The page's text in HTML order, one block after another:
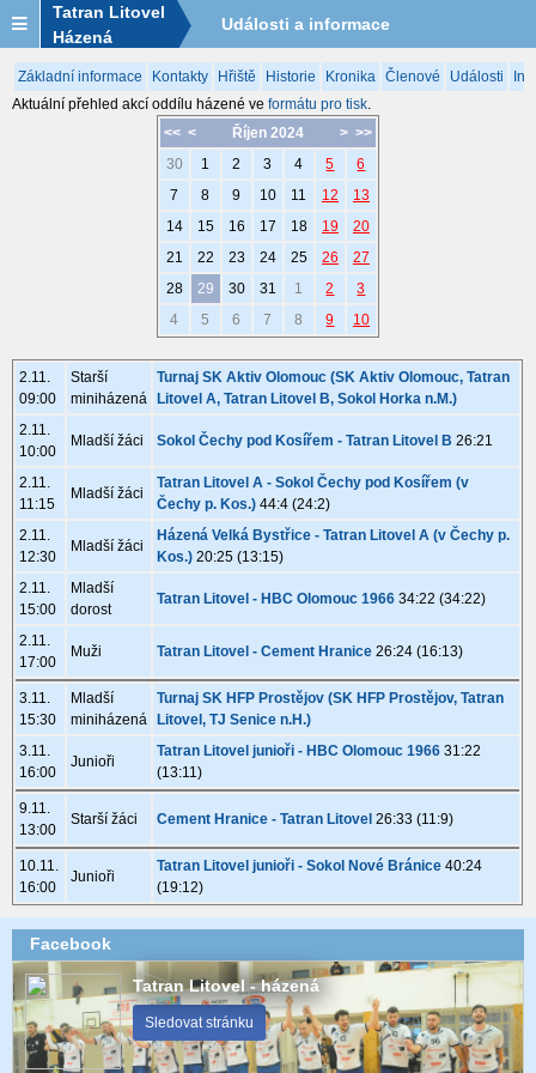
Tatran Litovel
Házená
Události a informace
Základní informace Kontakty Hřiště Historie Kronika Členové Události
Aktuální přehled akcí oddílu házené ve formátu pro tisk.
<< < > >>
Říjen 2024
30
1 2 3 4 5
6
7
8 9 10 11 12
13
14
15 16 17 18 19
20
21
22 23 24 25 26
27
28
29 30 31 1 2
3
4
5 6 7 8 9 10
2.11.
09:00
Starší
miniházená
Turnaj SK Aktiv Olomouc (SK Aktiv Olomouc, Tatran
Litovel A, Tatran Litovel B, Sokol Horka n.M.)
2.11.
10:00
Mladší žáci Sokol Čechy pod Kosířem - Tatran Litovel B 26:21
2.11.
11:15
Mladší žáci
Tatran Litovel A - Sokol Čechy pod Kosířem (v
Čechy p. Kos.) 44:4 (24:2)
2.11.
12:30
Mladší žáci
Házená Velká Bystřice - Tatran Litovel A (v Čechy p.
Kos.) 20:25 (13:15)
2.11.
15:00
Mladší
dorost
Tatran Litovel - HBC Olomouc 1966 34:22 (34:22)
2.11.
17:00
Muži Tatran Litovel - Cement Hranice 26:24 (16:13)
3.11.
15:30
Mladší
miniházená
Turnaj SK HFP Prostějov (SK HFP Prostějov, Tatran
Litovel, TJ Senice n.H.)
3.11.
16:00
Junioři
Tatran Litovel junioři - HBC Olomouc 1966 31:22
(13:11)
9.11.
13:00
Starší žáci Cement Hranice - Tatran Litovel 26:33 (11:9)
10.11.
16:00
Junioři
Tatran Litovel junioři - Sokol Nové Bránice 40:24
(19:12)
Facebook
Tatran Litovel - házená
Sledovat stránku